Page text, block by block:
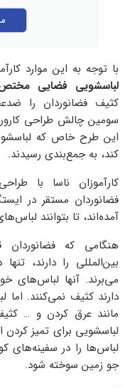
با توجه به این موارد
لباسشویی فضایی مختص
کثیف فضانوردان را
سومین چالش طراحی
این طرح خاص که
کند، به جمع‌بندی رسیدند.
کارآموزان ناسا با
فضانوردان مستقر در
آمده‌اند، تا بتوانند
هنگامی که
بین‌المللی را دارند،
می‌برند. آنها لباس‌های
دارند کثیف نمی‌کنند. اما
مانند عرق کردن و …
لباسشویی برای تمیز کردن
لباس‌ها را در سفینه‌های
جو زمین سوخته شود.